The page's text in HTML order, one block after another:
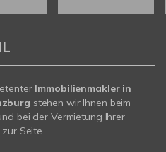
Immobilienmakler in
stehen wir Ihnen beim
bei der Vermietung Ihrer
zur Seite.